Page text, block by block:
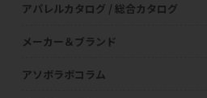
アパレルカタログ / 総合カタログ
メーカー＆ブランド
アソボラボコラム